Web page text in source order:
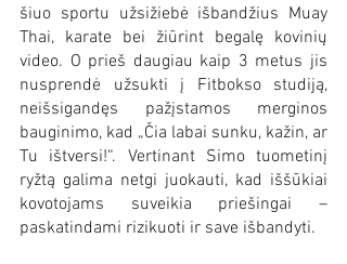
šiuo sportu užsižiebė išbandžius Muay
Thai, karate bei žiūrint begalę kovinių
video. O prieš daugiau kaip 3 metus jis
nusprendė užsukti į Fitbokso studiją,
neišsigandęs pažįstamos merginos
bauginimo, kad „Čia labai sunku, kažin, ar
Tu ištversi!“. Vertinant Simo tuometinį
ryžtą galima netgi juokauti, kad iššūkiai
kovotojams suveikia priešingai –
paskatindami rizikuoti ir save išbandyti.